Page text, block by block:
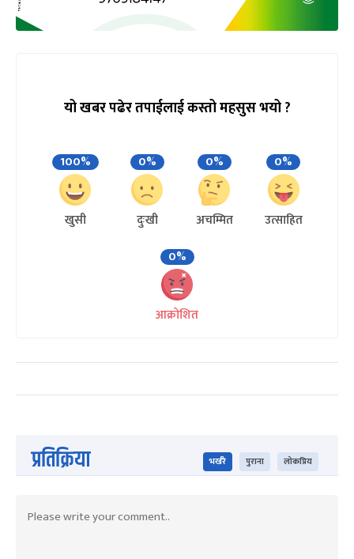
यो खबर पढेर तपाईलाई कस्तो महसुस भयो ?
100%
खुसी
0%
दुःखी
0%
अचम्मित
0%
उत्साहित
0%
आक्रोशित
प्रतिक्रिया भर्खरै पुराना लोकप्रिय